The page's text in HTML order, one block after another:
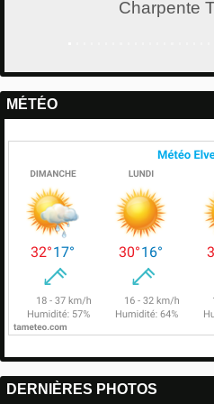
Charpente
MÉTÉO
DERNIÈRES PHOTOS